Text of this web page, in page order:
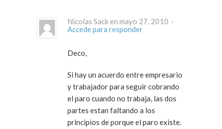
Nicolas Sack en mayo 27, 2010 ·
Accede para responder
Deco,
Si hay un acuerdo entre empresario
y trabajador para seguir cobrando
el paro cuando no trabaja, las dos
partes estan faltando a los
principios de porque el paro existe.